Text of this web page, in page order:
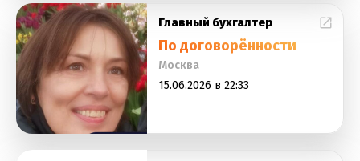
Главный бухгалтер
По договорённости
Москва
15.06.2026 в 22:33